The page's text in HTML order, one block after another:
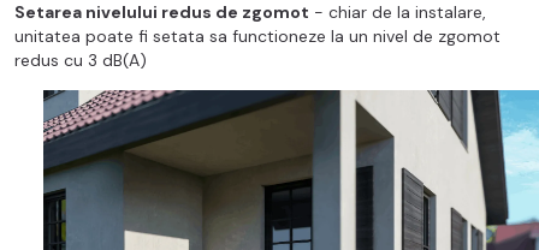
Setarea nivelului redus de zgomot - chiar de la instalare,
unitatea poate fi setata sa functioneze la un nivel de zgomot
redus cu 3 dB(A)